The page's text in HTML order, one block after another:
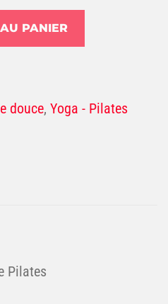
PILATES
PANIER
douce, Yoga - Pilates
Pilates